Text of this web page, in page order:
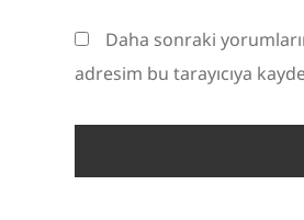
Daha sonraki
adresim bu tarayıcıya